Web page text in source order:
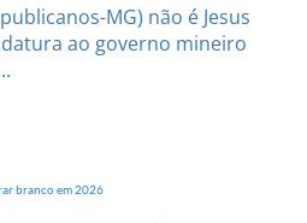
MG) não é Jesus
ao governo mineiro
branco em 2026